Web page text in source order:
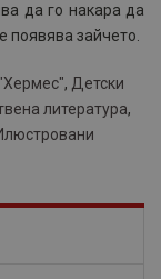
да го накара да
появява зайчето.
, Детски
литература,